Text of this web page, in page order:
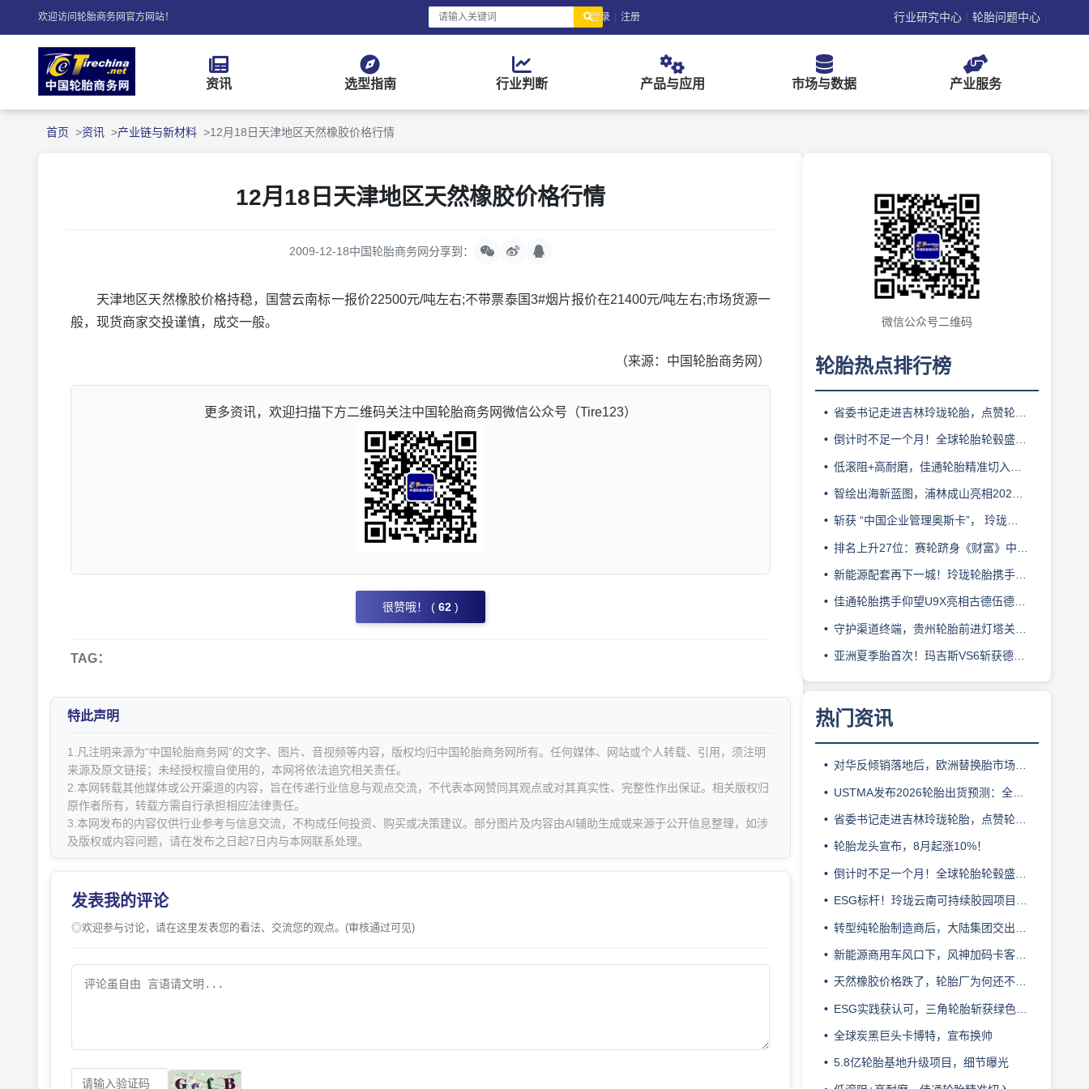
欢迎访问轮胎商务网官方网站！ 登录 | 注册 行业研究中心 | 轮胎问题中心 |
资讯 选型指南 行业判断 产品与应用 市场与数据 产业服务
首页 资讯 产业链与新材料 12月18日天津地区天然橡胶价格行情
12月18日天津地区天然橡胶价格行情
2009-12-18中国轮胎商务网分享到：
天津地区天然橡胶价格持稳，国营云南标一报价22500元/吨左右;不带票泰国3#烟片报价在21400元/吨左右;市场货源一
般，现货商家交投谨慎，成交一般。
（来源：中国轮胎商务网）
更多资讯，欢迎扫描下方二维码关注中国轮胎商务网微信公众号（Tire123）
很赞哦！ ( 62 )
TAG：
特此声明
1.凡注明来源为“中国轮胎商务网”的文字、图片、音视频等内容，版权均归中国轮胎商务网所有。任何媒体、网站或个人转载、引用，须注明
来源及原文链接；未经授权擅自使用的，本网将依法追究相关责任。
2.本网转载其他媒体或公开渠道的内容，旨在传递行业信息与观点交流，不代表本网赞同其观点或对其真实性、完整性作出保证。相关版权归
原作者所有，转载方需自行承担相应法律责任。
3.本网发布的内容仅供行业参考与信息交流，不构成任何投资、购买或决策建议。部分图片及内容由AI辅助生成或来源于公开信息整理，如涉
及版权或内容问题，请在发布之日起7日内与本网联系处理。
发表我的评论
◎欢迎参与讨论，请在这里发表您的看法、交流您的观点。(审核通过可见)
微信公众号二维码
轮胎热点排行榜
省委书记走进吉林玲珑轮胎，点赞轮胎智造标杆
倒计时不足一个月！全球轮胎轮毂盛会即将登陆上海！
低滚阻+高耐磨，佳通轮胎精准切入新能源轻卡赛道
智绘出海新蓝图，浦林成山亮相2026泰中合作博览会
斩获 “中国企业管理奥斯卡”， 玲珑轮胎蝉联 BMC 大奖
排名上升27位：赛轮跻身《财富》中国500强背后的增长逻辑
新能源配套再下一城！玲珑轮胎携手小鹏L03全球上市
佳通轮胎携手仰望U9X亮相古德伍德，以轮胎科技挑战性能边界
守护渠道终端，贵州轮胎前进灯塔关爱基金驰援长春受灾门店
亚洲夏季胎首次！玛吉斯VS6斩获德国TÜV SÜD高阶认证
热门资讯
对华反倾销落地后，欧洲替换胎市场迎来拐点
USTMA发布2026轮胎出货预测：全年3.303 亿条
省委书记走进吉林玲珑轮胎，点赞轮胎智造标杆
轮胎龙头宣布，8月起涨10%！
倒计时不足一个月！全球轮胎轮毂盛会即将登陆上海！
ESG标杆！玲珑云南可持续胶园项目获评最佳实践
转型纯轮胎制造商后，大陆集团交出亮眼业绩
新能源商用车风口下，风神加码卡客车胎产能
天然橡胶价格跌了，轮胎厂为何还不敢“松口气”？
ESG实践获认可，三角轮胎斩获绿色发展典范企业奖
全球炭黑巨头卡博特，宣布换帅
5.8亿轮胎基地升级项目，细节曝光